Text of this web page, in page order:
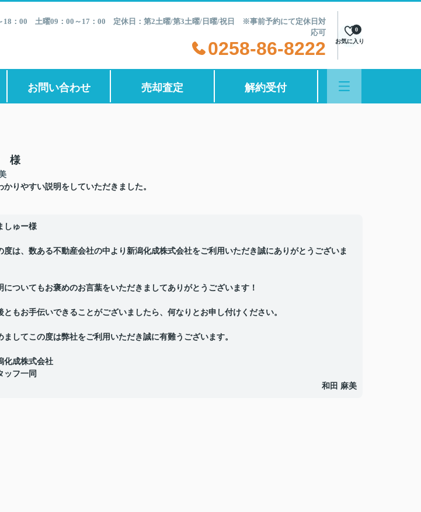
18：00 土曜09：00～17：00 定休日：第2土曜/第3土曜/日曜/祝日 ※事前予約にて定休日対
応可
0258-86-8222 お気に入り
0
お問い合わせ 売却査定 解約受付
様
かりやすい説明をしていただきました。
しゅー様
度は、数ある不動産会社の中より新潟化成株式会社をご利用いただき誠にありがとうございま
についてもお褒めのお言葉をいただきましてありがとうございます！
ともお手伝いできることがございましたら、何なりとお申し付けください。
ましてこの度は弊社をご利用いただき誠に有難うございます。
化成株式会社
ッフ一同
和田 麻美